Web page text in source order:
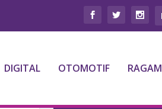
DIGITAL OTOMOTIF RAGAM